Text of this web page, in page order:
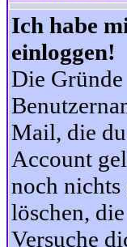
Ich habe
einloggen!
Die Gründe
Mail, die
Account
noch nichts
löschen,
Versuche